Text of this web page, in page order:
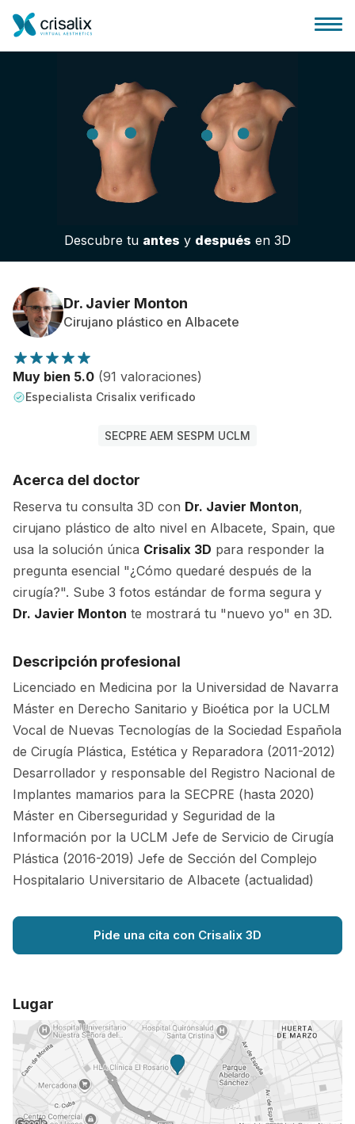
Página de inicio
Plataforma 3D de negocio
Planes y Precios
Reseñas de pacientes
Descubre tu antes y después en 3D
Dr. Javier Monton
Cirujano plástico en Albacete
Muy bien 5.0 (91 valoraciones)
Especialista Crisalix verificado
SECPRE AEM SESPM UCLM
Acerca del doctor
Reserva tu consulta 3D con Dr. Javier Monton,
cirujano plástico de alto nivel en Albacete, Spain, que
usa la solución única Crisalix 3D para responder la
pregunta esencial "¿Cómo quedaré después de la
cirugía?". Sube 3 fotos estándar de forma segura y
Dr. Javier Monton te mostrará tu "nuevo yo" en 3D.
Descripción profesional
Licenciado en Medicina por la Universidad de Navarra
Máster en Derecho Sanitario y Bioética por la UCLM
Vocal de Nuevas Tecnologías de la Sociedad Española
de Cirugía Plástica, Estética y Reparadora (2011-2012)
Desarrollador y responsable del Registro Nacional de
Implantes mamarios para la SECPRE (hasta 2020)
Máster en Ciberseguridad y Seguridad de la
Información por la UCLM Jefe de Servicio de Cirugía
Plástica (2016-2019) Jefe de Sección del Complejo
Hospitalario Universitario de Albacete (actualidad)
Pide una cita con Crisalix 3D
Lugar